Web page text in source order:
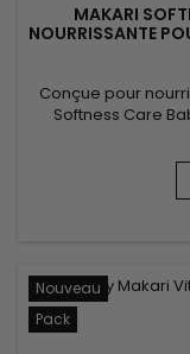
MAKARI
NOURRISSANTE
Conçue pour
Softness Care
idéale pour le soin
l’huile
l’extrait de
améliorer le
Nouveau
Pack